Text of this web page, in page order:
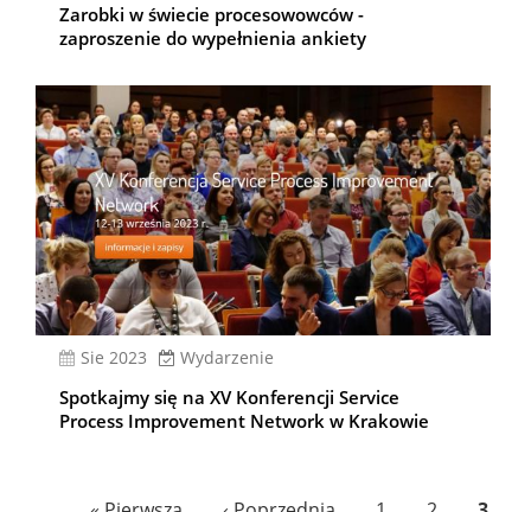
Zarobki w świecie procesowowców -
zaproszenie do wypełnienia ankiety
sie 2023 Wydarzenie
Spotkajmy się na XV Konferencji Service
Process Improvement Network w Krakowie